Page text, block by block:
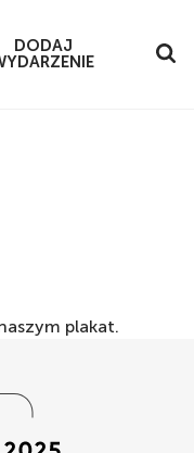
DODAJ
plakat.